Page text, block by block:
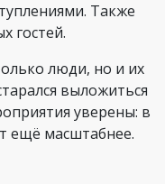
Также
гостей.
люди, но и их
выложиться
уверены: в
ещё масштабнее.